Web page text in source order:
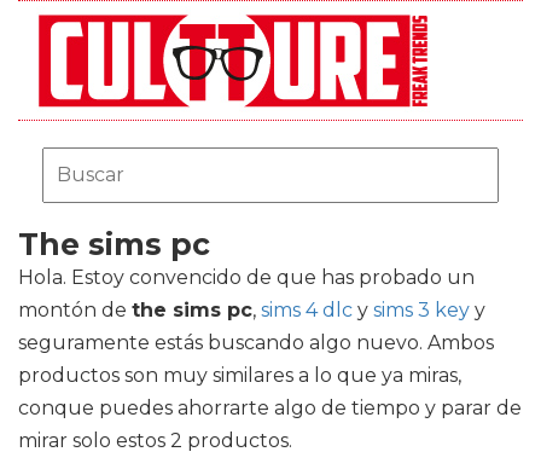
The sims pc
Hola. Estoy convencido de que has probado un
montón de the sims pc, sims 4 dlc y sims 3 key y
seguramente estás buscando algo nuevo. Ambos
productos son muy similares a lo que ya miras,
conque puedes ahorrarte algo de tiempo y parar de
mirar solo estos 2 productos.